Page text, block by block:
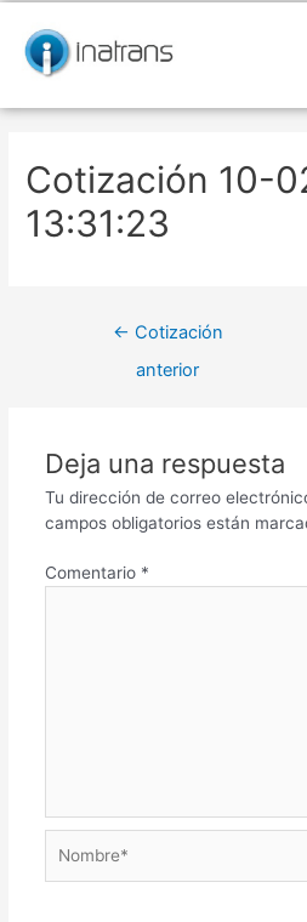
contenido
Cotización 10-
13:31:23
de
entradas
← Cotización
anterior
Deja una respuesta
Tu dirección de correo
campos obligatorios están
Comentario *